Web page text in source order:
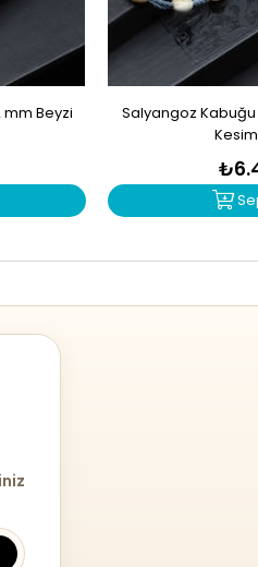
mm Beyzi
Salyangoz Kabuğu